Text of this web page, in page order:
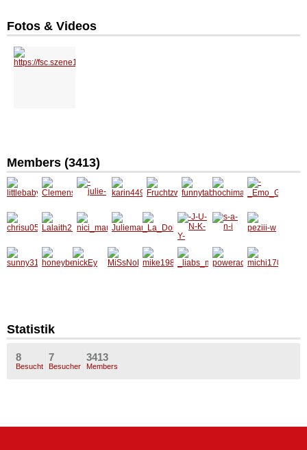
Fotos & Videos
Members (3413)
littlebab
y
Clemen
s17
-julie-
karin44
9
Fruchtz
wergerl
funnyta
bby
hochim
aus
-
_Emo_
GiirLy_-
chrisu0
5
Lalaith2
1
nici_ma
usal1
Juliema
usal_14
_La_Do
lce_Vit
a_
-J-U-N-
K-Y-
s-a-n-i peziii-w
Statistik
8
Besucht
7
Besucher
3413
Members